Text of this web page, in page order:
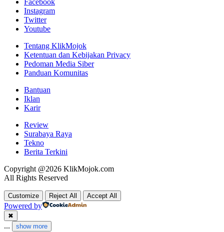
Facebook
Instagram
Twitter
Youtube
Tentang KlikMojok
Ketentuan dan Kebijakan Privacy
Pedoman Media Siber
Panduan Komunitas
Bantuan
Iklan
Karir
Review
Surabaya Raya
Tekno
Berita Terkini
Copyright @2026 KlikMojok.com
All Rights Reserved
Customize Reject All Accept All
Powered by
✖
... show more